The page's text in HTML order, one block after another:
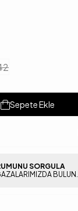
Sepete Ekle
SORGULA
BULUN.